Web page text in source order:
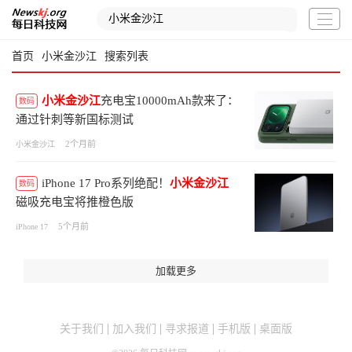
首页 小米金沙江 搜索列表
数码 小米金沙江充电宝10000mAh款来了：
通过针刺等新国标测试
小米金沙江 2个月前
数码 iPhone 17 Pro系列绝配！ 小米金沙江
磁吸充电宝将推橙色版
iPhone 17 5个月前
加载更多
关于我们 加入我们 寻求报道 手机版 桌面版